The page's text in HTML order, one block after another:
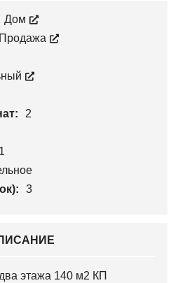
Дом
Продажа
2
3
этажа 140 м2 КП